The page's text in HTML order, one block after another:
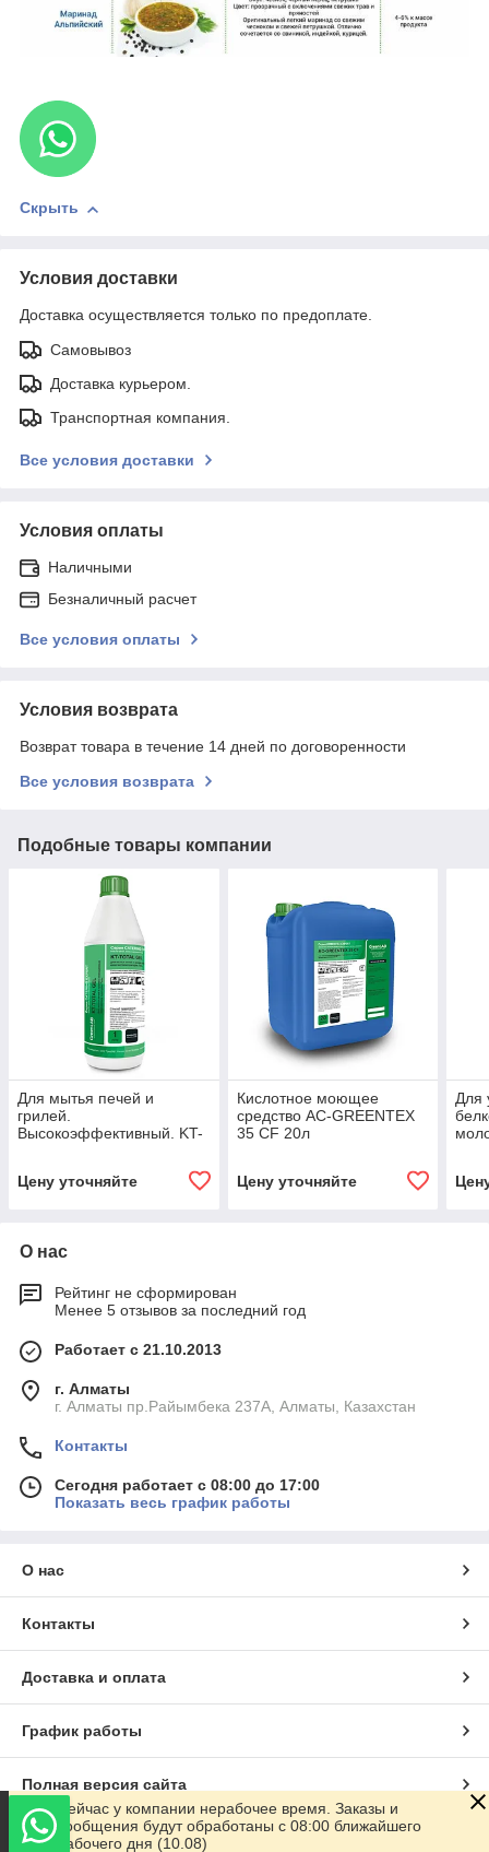
Скрыть
Условия доставки
Доставка осуществляется только по предоплате.
Самовывоз
Доставка курьером.
Транспортная компания.
Все условия доставки
Условия оплаты
Наличными
Безналичный расчет
Все условия оплаты
Условия возврата
Возврат товара в течение 14 дней по договоренности
Все условия возврата
Подобные товары компании
Для мытья печей и
грилей.
Высокоэффективный. KT-
Цену уточняйте
Кислотное моющее
средство AC-GREENTEX
35 СF 20л
Цену уточняйте
Для
О нас
Рейтинг не сформирован
Менее 5 отзывов за последний год
Работает с 21.10.2013
г. Алматы
г. Алматы пр.Райымбека 237А, Алматы, Казахстан
Контакты
Сегодня работает с 08:00 до 17:00
Показать весь график работы
О нас
Контакты
Доставка и оплата
График работы
Полная версия сайта
Сайт создан на маркетплейсе
Сейчас у компании нерабочее время. Заказы и
сообщения будут обработаны с 08:00 ближайшего
рабочего дня (10.08)